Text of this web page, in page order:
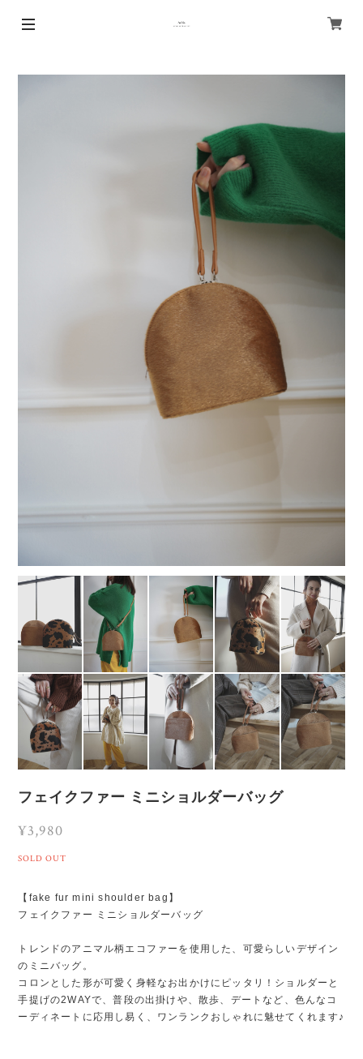
フェイクファー ミニショルダーバッグ
¥3,980
SOLD OUT
【fake fur mini shoulder bag】
フェイクファー ミニショルダーバッグ
トレンドのアニマル柄エコファーを使用した、可愛らしいデザイン
のミニバッグ。
コロンとした形が可愛く身軽なお出かけにピッタリ！ショルダーと
手提げの2WAYで、普段の出掛けや、散歩、デートなど、色んなコ
ーディネートに応用し易く、ワンランクおしゃれに魅せてくれます♪